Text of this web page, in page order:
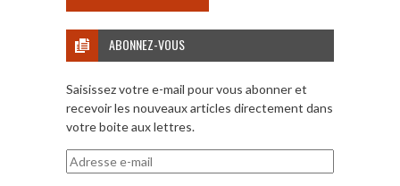
ABONNEZ-VOUS
Saisissez votre e-mail pour vous abonner et
recevoir les nouveaux articles directement dans
votre boite aux lettres.
Adresse
e-